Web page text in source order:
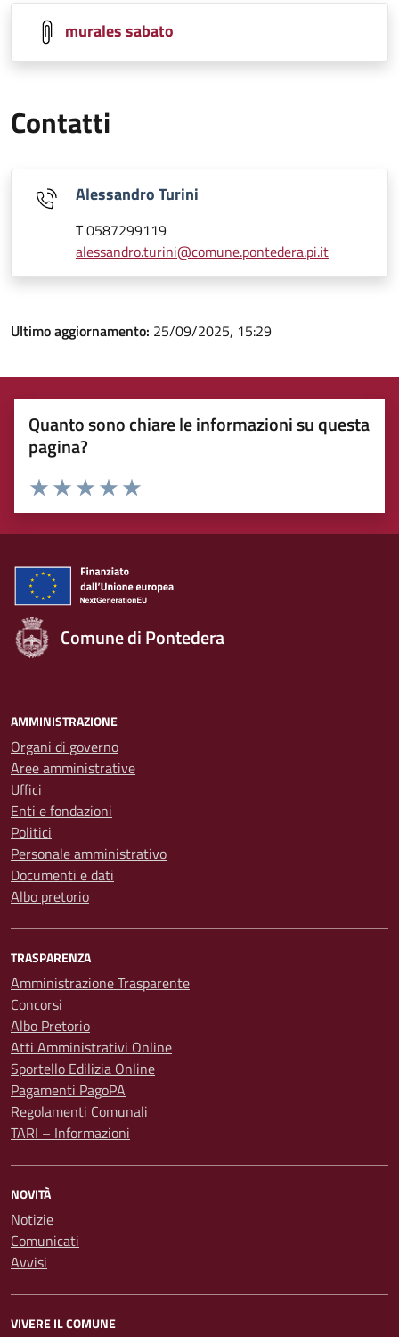
murales sabato
Contatti
Alessandro Turini
T 0587299119
alessandro.turini@comune.pontedera.pi.it
Ultimo aggiornamento: 25/09/2025, 15:29
Quanto sono chiare le informazioni su questa
pagina?
Rating:
Valuta 5 stelle su 5
Valuta 4 stelle su 5
Valuta 3 stelle su 5
Valuta 2 stelle su 5
Valuta 1 stelle su 5
Comune di Pontedera
AMMINISTRAZIONE
Organi di governo
Aree amministrative
Uffici
Enti e fondazioni
Politici
Personale amministrativo
Documenti e dati
Albo pretorio
TRASPARENZA
Amministrazione Trasparente
Concorsi
Albo Pretorio
Atti Amministrativi Online
Sportello Edilizia Online
Pagamenti PagoPA
Regolamenti Comunali
TARI – Informazioni
NOVITÀ
Notizie
Comunicati
Avvisi
VIVERE IL COMUNE